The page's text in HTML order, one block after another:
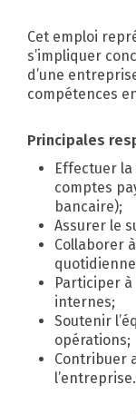
Cet emploi
s’impliquer
d’une
compétences
Principales
Effectuer
comptes
bancaire);
Assurer le
Collaborer
Participer à
internes;
Soutenir
opérations;
Contribuer
l’entreprise.